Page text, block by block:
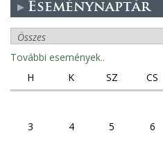
Eseménynaptár
További események..
H
K SZ CS
3
4 5 6